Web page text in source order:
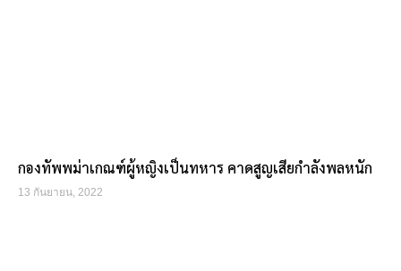
กองทัพพม่าเกณฑ์ผู้หญิงเป็นทหาร คาดสูญเสียกำลังพลหนัก
13 กันยายน, 2022